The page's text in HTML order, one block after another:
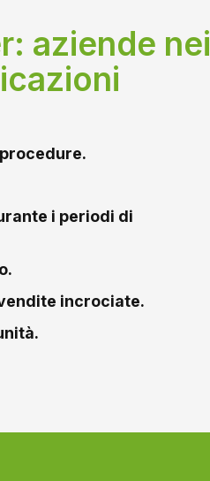
aziende nei
i periodi di
incrociate.